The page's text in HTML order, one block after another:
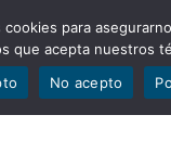
cookies para
que acepta nuestros
No acepto